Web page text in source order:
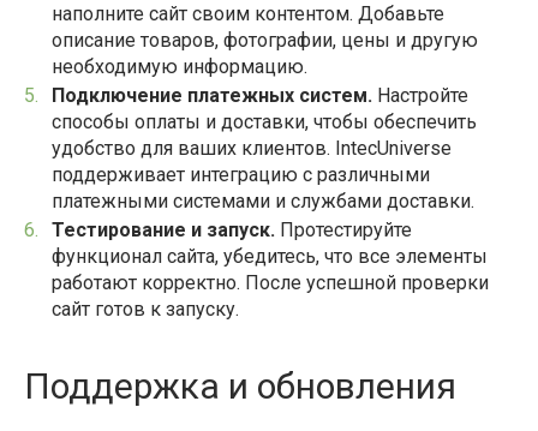
наполните сайт своим контентом. Добавьте
описание товаров, фотографии, цены и другую
необходимую информацию.
Подключение платежных систем.Настройте
способы оплаты и доставки, чтобы обеспечить
удобство для ваших клиентов. IntecUniverse
поддерживает интеграцию с различными
платежными системами и службами доставки.
Тестирование и запуск.Протестируйте
функционал сайта, убедитесь, что все элементы
работают корректно. После успешной проверки
сайт готов к запуску.
Поддержка и обновления